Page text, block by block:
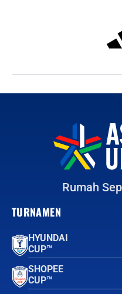
Rumah
TURNAMEN
HYUNDAI
CUP™
SHOPEE
CUP™